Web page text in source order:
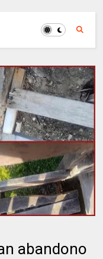
abandono